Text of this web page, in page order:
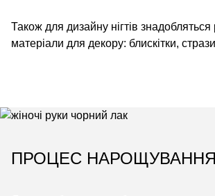
Також для дизайну нігтів знадобляться
матеріали для декору: блискітки,
ПРОЦЕС НАРОЩУВАННЯ